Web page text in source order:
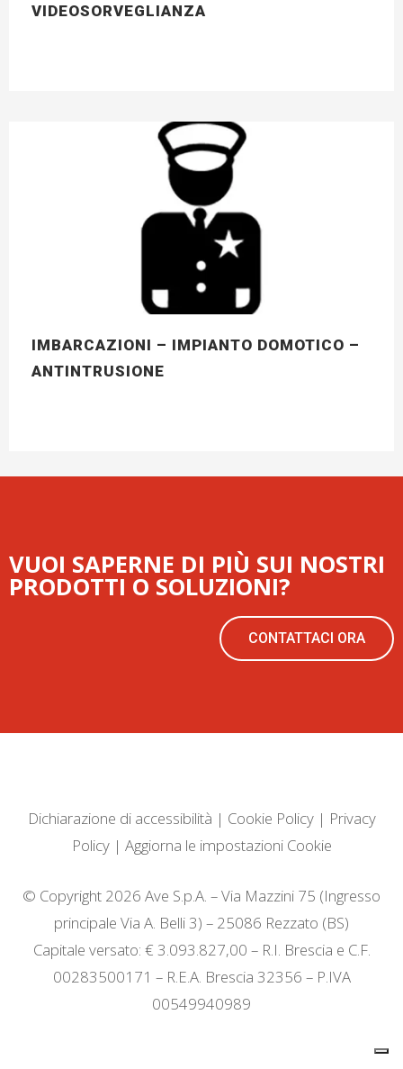
VIDEOSORVEGLIANZA
IMBARCAZIONI – IMPIANTO DOMOTICO –
ANTINTRUSIONE
VUOI SAPERNE DI PIÙ SUI NOSTRI
PRODOTTI O SOLUZIONI?
CONTATTACI ORA
Dichiarazione di accessibilità | Cookie Policy| Privacy
Policy| Aggiorna le impostazioni Cookie
© Copyright 2026 Ave S.p.A. – Via Mazzini 75 (Ingresso
principale Via A. Belli 3) – 25086 Rezzato (BS)
Capitale versato: € 3.093.827,00 – R.I. Brescia e C.F.
00283500171 – R.E.A. Brescia 32356 – P.IVA
00549940989